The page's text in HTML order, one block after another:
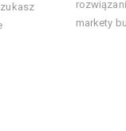
markety